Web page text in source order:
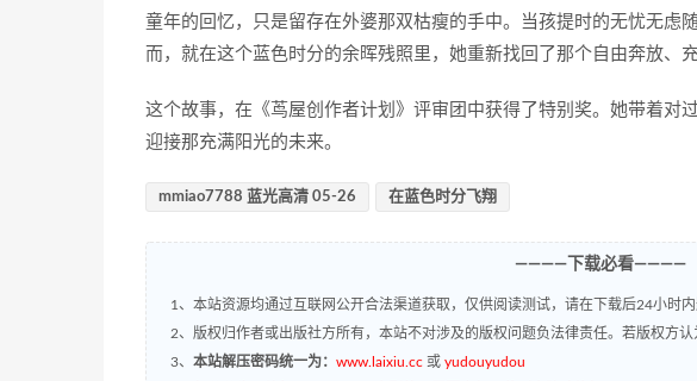
童年的回忆，只是留存在外婆那双枯瘦的手中。当孩提时的无忧无虑
而，就在这个蓝色时分的余晖残照里，她重新找回了那个自由奔放、
这个故事，在《茑屋创作者计划》评审团中获得了特别奖。她带着对
迎接那充满阳光的未来。
mmiao7788 蓝光高清 05-26 在蓝色时分飞翔
————下载必看————
1、本站资源均通过互联网公开合法渠道获取，仅供阅读测试，请在下载后24小时内
2、版权归作者或出版社方所有，本站不对涉及的版权问题负法律责任。若版权方
3、 本站解压密码统一为： www.laixiu.cc 或 yudouyudou